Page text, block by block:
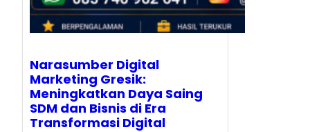
Narasumber Digital
Marketing Gresik:
Meningkatkan Daya Saing
SDM dan Bisnis di Era
Transformasi Digital